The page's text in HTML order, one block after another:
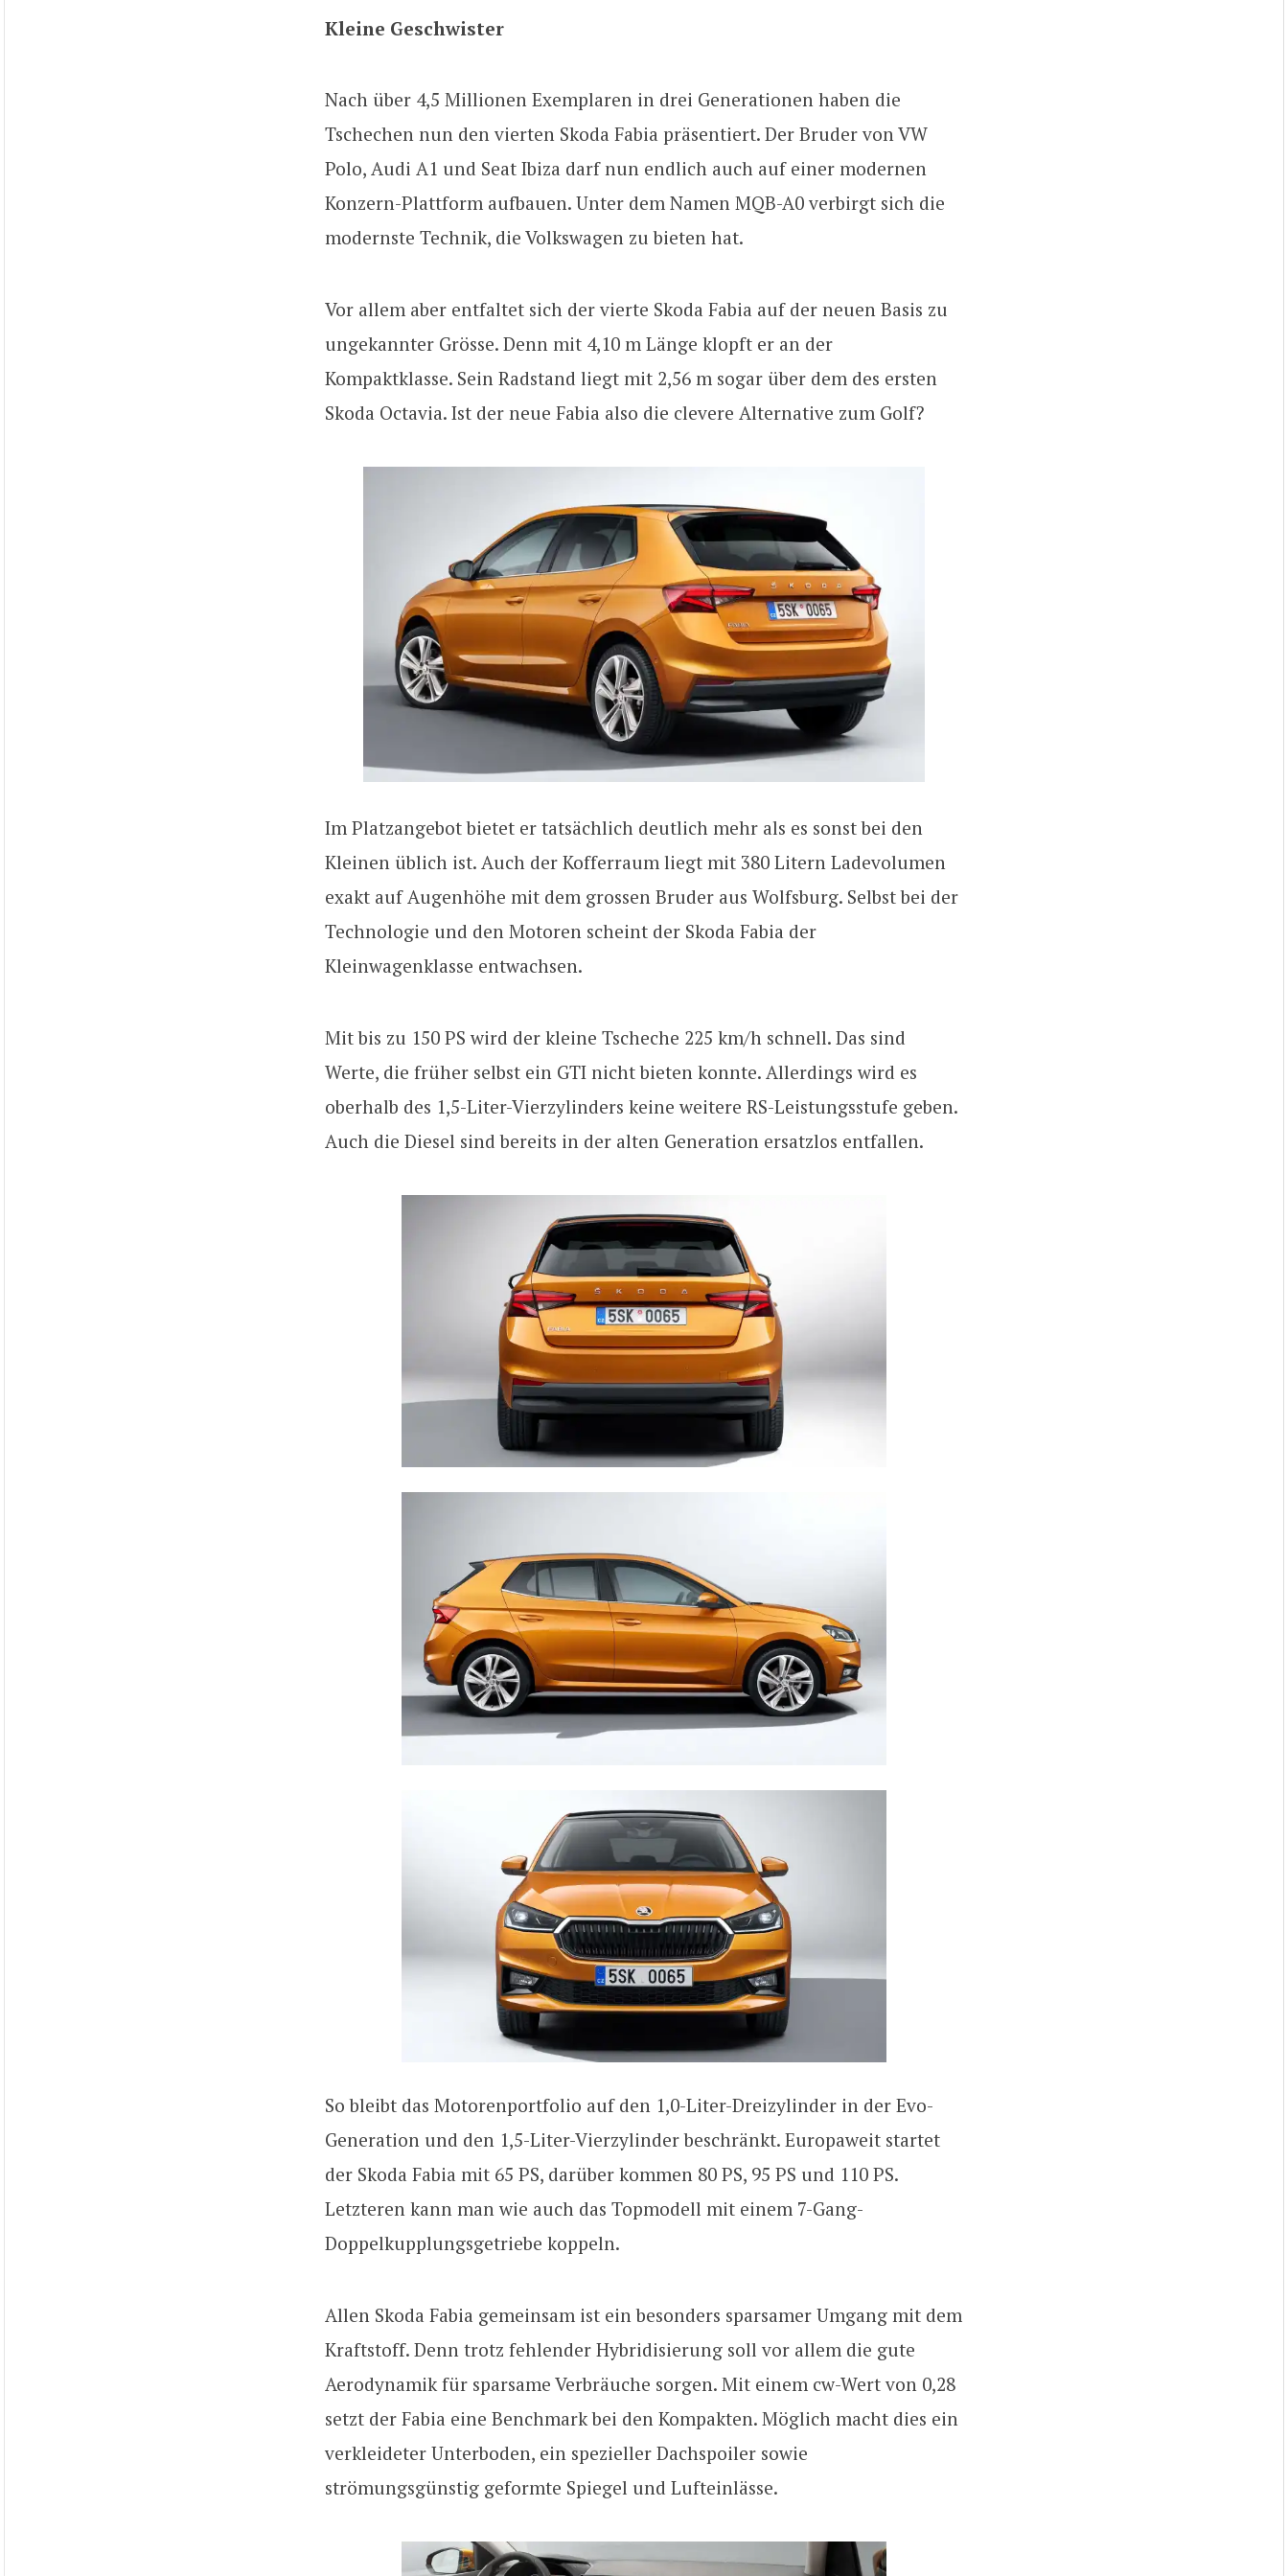
Kleine Geschwister
Nach über 4,5 Millionen Exemplaren in drei Generationen haben die
Tschechen nun den vierten Skoda Fabia präsentiert. Der Bruder von VW
Polo, Audi A1 und Seat Ibiza darf nun endlich auch auf einer modernen
Konzern-Plattform aufbauen. Unter dem Namen MQB-A0 verbirgt sich die
modernste Technik, die Volkswagen zu bieten hat.
Vor allem aber entfaltet sich der vierte Skoda Fabia auf der neuen Basis zu
ungekannter Grösse. Denn mit 4,10 m Länge klopft er an der
Kompaktklasse. Sein Radstand liegt mit 2,56 m sogar über dem des ersten
Skoda Octavia. Ist der neue Fabia also die clevere Alternative zum Golf?
Im Platzangebot bietet er tatsächlich deutlich mehr als es sonst bei den
Kleinen üblich ist. Auch der Kofferraum liegt mit 380 Litern Ladevolumen
exakt auf Augenhöhe mit dem grossen Bruder aus Wolfsburg. Selbst bei der
Technologie und den Motoren scheint der Skoda Fabia der
Kleinwagenklasse entwachsen.
Mit bis zu 150 PS wird der kleine Tscheche 225 km/h schnell. Das sind
Werte, die früher selbst ein GTI nicht bieten konnte. Allerdings wird es
oberhalb des 1,5-Liter-Vierzylinders keine weitere RS-Leistungsstufe geben.
Auch die Diesel sind bereits in der alten Generation ersatzlos entfallen.
So bleibt das Motorenportfolio auf den 1,0-Liter-Dreizylinder in der Evo-
Generation und den 1,5-Liter-Vierzylinder beschränkt. Europaweit startet
der Skoda Fabia mit 65 PS, darüber kommen 80 PS, 95 PS und 110 PS.
Letzteren kann man wie auch das Topmodell mit einem 7-Gang-
Doppelkupplungsgetriebe koppeln.
Allen Skoda Fabia gemeinsam ist ein besonders sparsamer Umgang mit dem
Kraftstoff. Denn trotz fehlender Hybridisierung soll vor allem die gute
Aerodynamik für sparsame Verbräuche sorgen. Mit einem cw-Wert von 0,28
setzt der Fabia eine Benchmark bei den Kompakten. Möglich macht dies ein
verkleideter Unterboden, ein spezieller Dachspoiler sowie
strömungsgünstig geformte Spiegel und Lufteinlässe.